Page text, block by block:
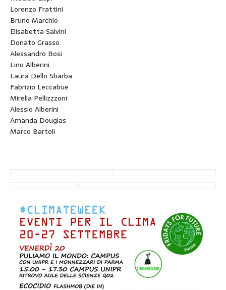
Lorenzo Frattini
Bruno Marchio
Elisabetta Salvini
Donato Grasso
Alessandro Bosi
Lino Alberini
Laura Dello Sbarba
Fabrizio Leccabue
Mirella Pellizzzoni
Alessio Alberini
Amanda Douglas
Marco Bartoli